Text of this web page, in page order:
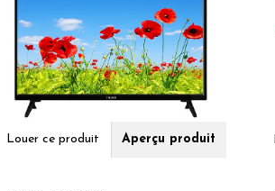
Louer ce produit Aperçu produit